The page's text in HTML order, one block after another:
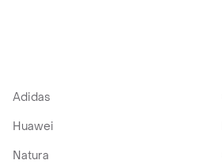
Adidas
Huawei
Natura